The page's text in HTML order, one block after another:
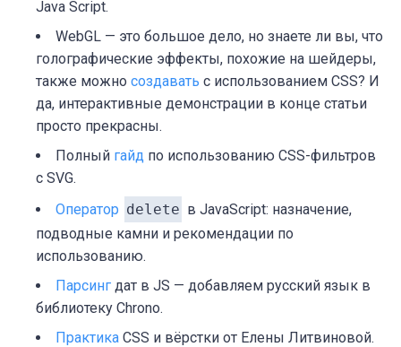
Java Script.
WebGL — это большое дело, но знаете ли вы, что
голографические эффекты, похожие на шейдеры,
также можно создавать с использованием CSS? И
да, интерактивные демонстрации в конце статьи
просто прекрасны.
Полный гайд по использованию CSS-фильтров
с SVG.
Оператор delete в JavaScript: назначение,
подводные камни и рекомендации по
использованию.
Парсинг дат в JS — добавляем русский язык в
библиотеку Chrono.
Практика CSS и вёрстки от Елены Литвиновой.